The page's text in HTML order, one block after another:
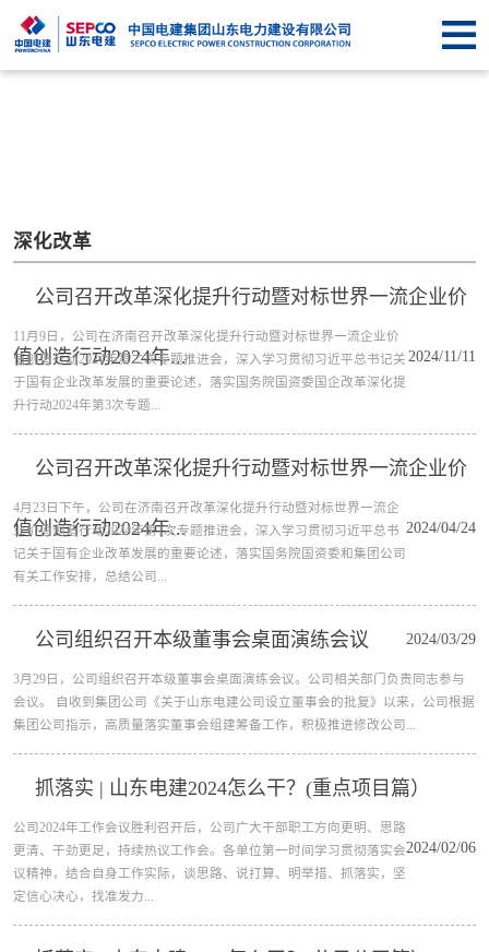
页
关于
务
企
文
化
息
公
联
系
我
深化改革
公司召开改革深化提升行动暨对标世界一流企业价
值创造行动2024年... 2024/11/11
11月9日，公司在济南召开改革深化提升行动暨对标世界一流企业价
值创造行动2024年第二次专题推进会，深入学习贯彻习近平总书记关
于国有企业改革发展的重要论述，落实国务院国资委国企改革深化提
升行动2024年第3次专题...
公司召开改革深化提升行动暨对标世界一流企业价
值创造行动2024年... 2024/04/24
4月23日下午，公司在济南召开改革深化提升行动暨对标世界一流企
业价值创造行动2024年第1次专题推进会，深入学习贯彻习近平总书
记关于国有企业改革发展的重要论述，落实国务院国资委和集团公司
有关工作安排，总结公司...
公司组织召开本级董事会桌面演练会议 2024/03/29
3月29日，公司组织召开本级董事会桌面演练会议。公司相关部门负责同志参与
会议。 自收到集团公司《关于山东电建公司设立董事会的批复》以来，公司根据
集团公司指示，高质量落实董事会组建筹备工作，积极推进修改公司...
抓落实 | 山东电建2024怎么干？(重点项目篇）
2024/02/06
公司2024年工作会议胜利召开后，公司广大干部职工方向更明、思路
更清、干劲更足，持续热议工作会。各单位第一时间学习贯彻落实会
议精神，结合自身工作实际，谈思路、说打算、明举措、抓落实，坚
定信心决心，找准发力...